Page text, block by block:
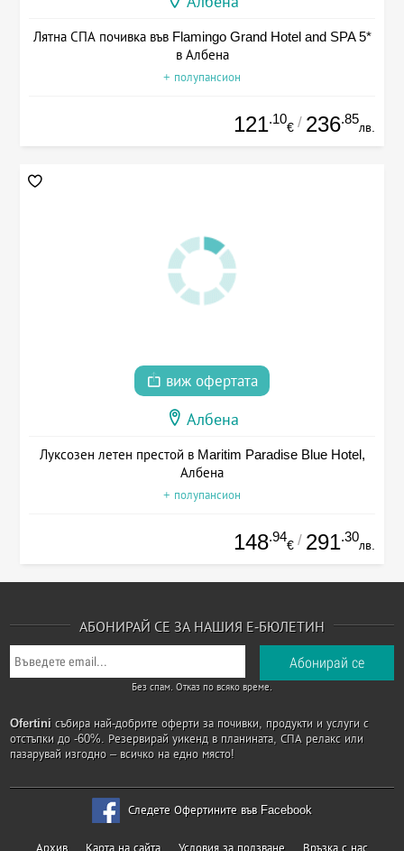
Лятна СПА почивка във Flamingo Grand Hotel and SPA 5*
в Албена
+ полупансион
121.10
€ / 236.85
лв.
виж офертата
Албена
Луксозен летен престой в Maritim Paradise Blue Hotel,
Албена
+ полупансион
148.94
€ / 291.30
лв.
АБОНИРАЙ СЕ ЗА НАШИЯ Е-БЮЛЕТИН
Без спам. Отказ по всяко време.
Ofertini събира най-добрите оферти за почивки, продукти и услуги с
отстъпки до -60%. Резервирай уикенд в планината, СПА релакс или
пазарувай изгодно – всичко на едно място!
Следете Офертините във Facebook
Архив Карта на сайта Условия за ползване Връзка с нас